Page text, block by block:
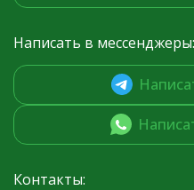
Написать в мессенджеры:
Контакты: